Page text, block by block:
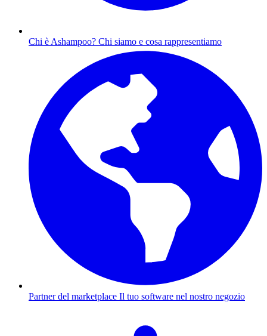
Chi è Ashampoo? Chi siamo e cosa rappresentiamo
Partner del marketplace Il tuo software nel nostro negozio